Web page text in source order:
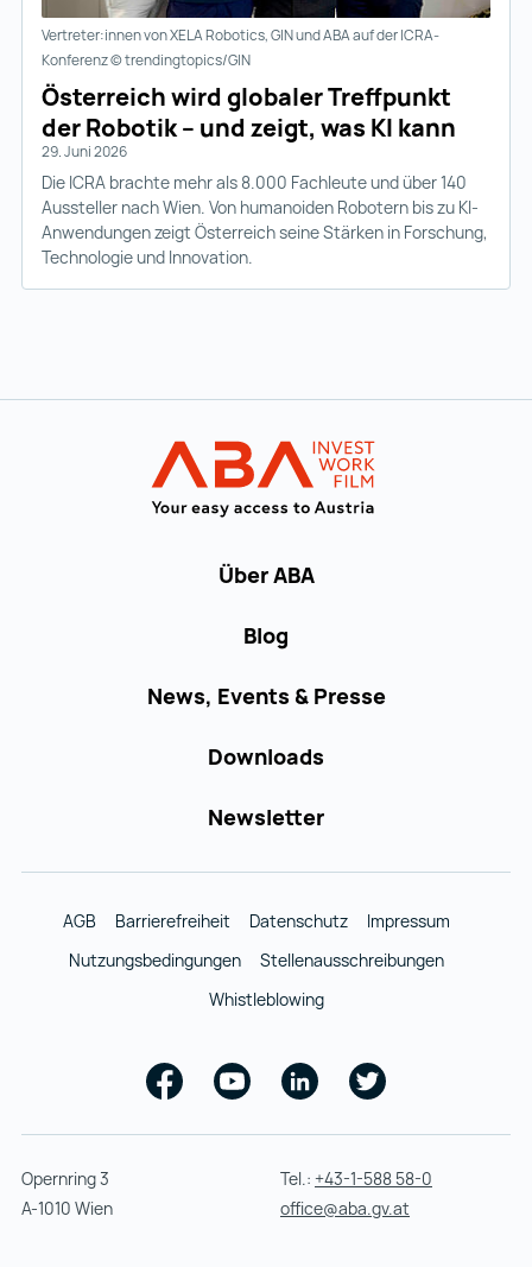
Vertreter:innen von XELA Robotics, GIN und ABA auf der ICRA-
Konferenz © trendingtopics/GIN
Österreich wird globaler Treffpunkt
der Robotik – und zeigt, was KI kann
29. Juni 2026
Die ICRA brachte mehr als 8.000 Fachleute und über 140
Aussteller nach Wien. Von humanoiden Robotern bis zu KI-
Anwendungen zeigt Österreich seine Stärken in Forschung,
Technologie und Innovation.
Über ABA
Blog
News, Events & Presse
Downloads
Newsletter
AGB Barrierefreiheit Datenschutz
Impressum
Nutzungsbedingungen
Stellenausschreibungen
Whistleblowing
Facebook
Youtube
Linkedin
Twitter
Opernring 3
A-1010 Wien
Tel.: +43-1-588 58-0
office@aba.gv.at